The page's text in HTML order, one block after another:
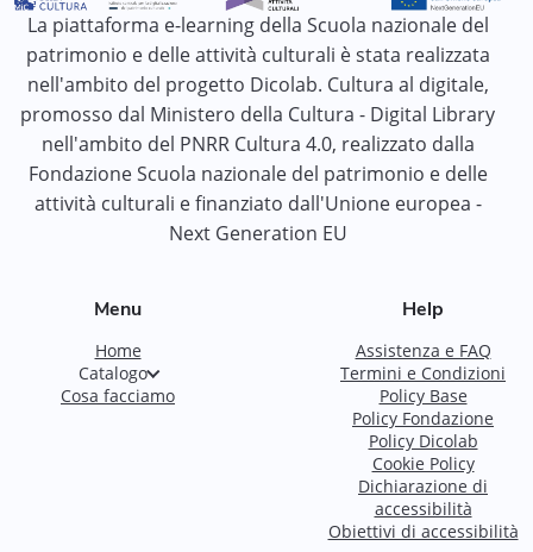
La piattaforma e-learning della Scuola nazionale del
patrimonio e delle attività culturali è stata realizzata
nell'ambito del progetto Dicolab. Cultura al digitale,
promosso dal Ministero della Cultura - Digital Library
nell'ambito del PNRR Cultura 4.0, realizzato dalla
Fondazione Scuola nazionale del patrimonio e delle
attività culturali e finanziato dall'Unione europea -
Next Generation EU
Menu
Home
Catalogo
Cosa facciamo
Help
Assistenza e FAQ
Termini e Condizioni
Policy Base
Policy Fondazione
Policy Dicolab
Cookie Policy
Dichiarazione di
accessibilità
Obiettivi di accessibilità